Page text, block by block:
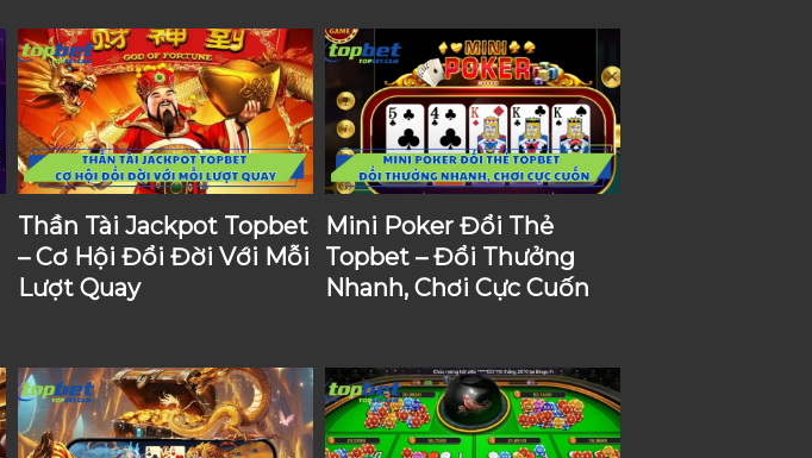
Thần Tài Jackpot Topbet
– Cơ Hội Đổi Đời Với Mỗi
Lượt Quay
Mini Poker Đổi Thẻ
Topbet – Đổi Thưởng
Nhanh, Chơi Cực Cuốn